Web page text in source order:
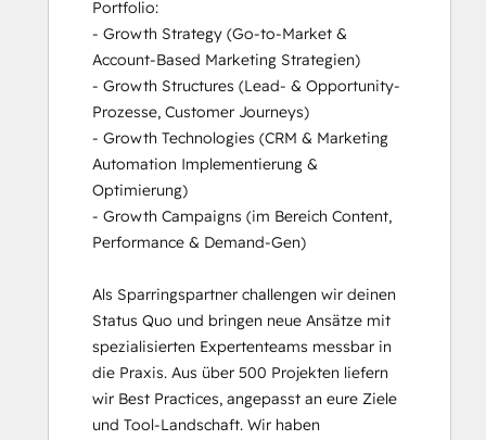
Portfolio:
- Growth Strategy (Go-to-Market &
Account-Based Marketing Strategien)
- Growth Structures (Lead- & Opportunity-
Prozesse, Customer Journeys)
- Growth Technologies (CRM & Marketing
Automation Implementierung &
Optimierung)
- Growth Campaigns (im Bereich Content,
Performance & Demand-Gen)
Als Sparringspartner challengen wir deinen
Status Quo und bringen neue Ansätze mit
spezialisierten Expertenteams messbar in
die Praxis. Aus über 500 Projekten liefern
wir Best Practices, angepasst an eure Ziele
und Tool-Landschaft. Wir haben